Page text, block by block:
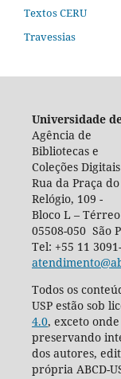
Textos CERU
Travessias
Universidade
Agência de
Bibliotecas e
Coleções Digitais
Rua da Praça do
Relógio, 109 -
Bloco L –
05508-050 São
Tel: +55 11
Todos os
USP estão sob
4.0, exceto
preservando
dos autores,
própria ABCD-